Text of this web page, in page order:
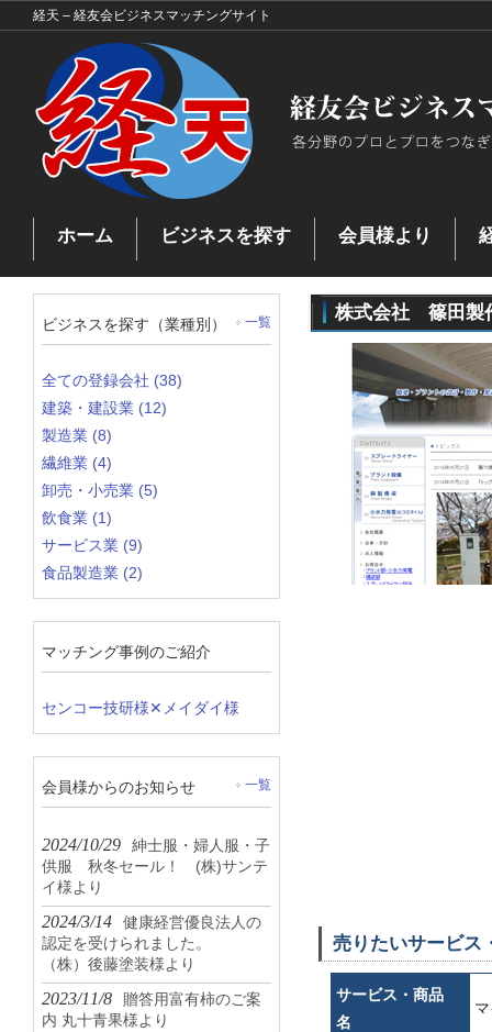
経天 – 経友会ビジネスマッチングサイト
お問い合わせ ビジネスを探す ビジネスマッチングとは
ホーム ビジネスを探す 会員様より
株式会社 篠田製
売りたいサービ
サービス・商品
名
ビジネスを探す（業種別） 一覧
全ての登録会社 (38)
建築・建設業 (12)
製造業 (8)
繊維業 (4)
卸売・小売業 (5)
飲食業 (1)
サービス業 (9)
食品製造業 (2)
マッチング事例のご紹介
センコー技研様✕メイダイ様
会員様からのお知らせ 一覧
2024/10/29
紳士服・婦人服・子
供服 秋冬セール！ (株)サンテ
イ様より
2024/3/14
健康経営優良法人の
認定を受けられました。
（株）後藤塗装様より
2023/11/8
贈答用富有柿のご案
内 丸十青果様より